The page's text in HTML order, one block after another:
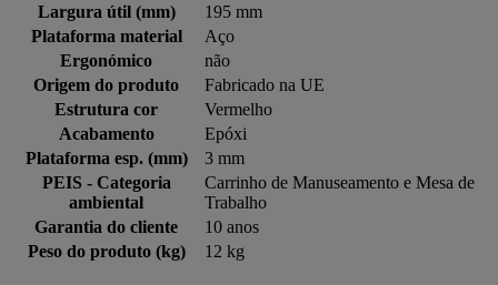
Largura útil (mm)
195 mm
Plataforma material
Aço
Ergonómico
não
Origem do produto
Fabricado na UE
Estrutura cor
Vermelho
Acabamento
Epóxi
Plataforma esp. (mm)
3 mm
PEIS - Categoria
ambiental
Carrinho de Manuseamento e Mesa de
Trabalho
Garantia do cliente
10 anos
Peso do produto (kg)
12 kg